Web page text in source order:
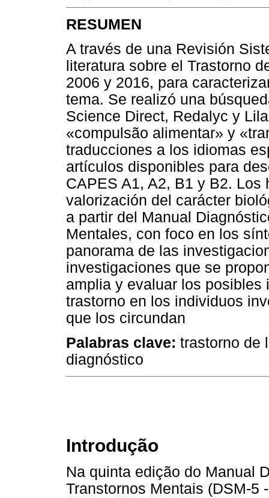
RESUMEN
A través de una Revisión
literatura sobre el Trastorno
2006 y 2016, para
tema. Se realizó una
Science Direct, Redalyc y
«compulsão alimentar» y
traducciones a los idiomas
artículos disponibles para
CAPES A1, A2, B1 y B2.
valorización del carácter
a partir del Manual
Mentales, con foco en los
panorama de las
investigaciones que se
amplia y evaluar los
trastorno en los individuos
que los circundan
Palabras clave: trastorno de
diagnóstico
Introdução
Na quinta edição do Manual
Transtornos Mentais (DSM-5